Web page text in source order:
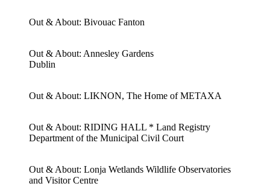
Out & About: Bivouac Fanton
Out & About: Annesley Gardens
Dublin
Out & About: LIKNON, The Home of METAXA
Out & About: RIDING HALL * Land Registry
Department of the Municipal Civil Court
Out & About: Lonja Wetlands Wildlife Observatories
and Visitor Centre